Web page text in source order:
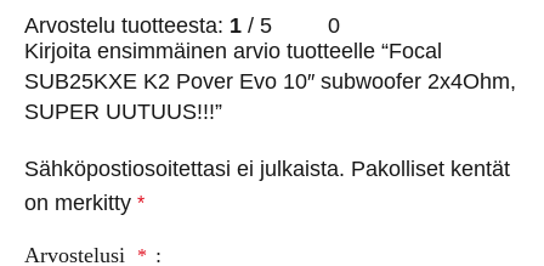
Arvostelu tuotteesta: 1 / 5 0
Kirjoita ensimmäinen arvio tuotteelle “Focal
SUB25KXE K2 Pover Evo 10″ subwoofer 2x4Ohm,
SUPER UUTUUS!!!”
Sähköpostiosoitettasi ei julkaista. Pakolliset kentät
on merkitty *
Arvostelusi *